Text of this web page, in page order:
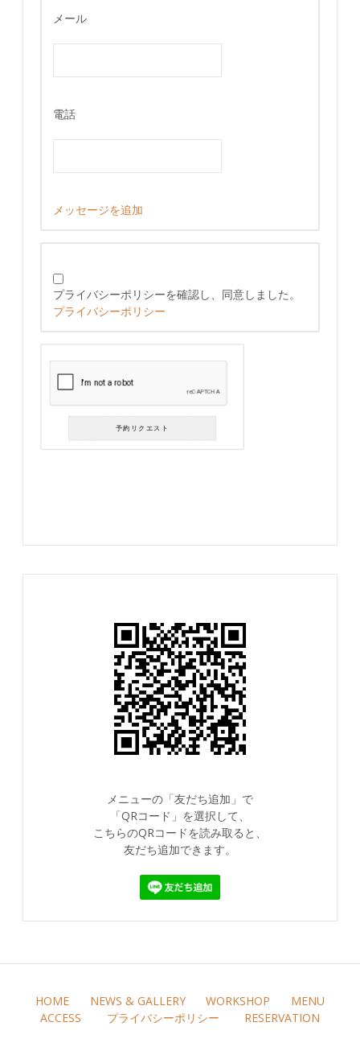
メール
電話
メッセージを追加
プライバシーポリシーを確認し、同意しました。
プライバシーポリシー
予約リクエスト
メニューの「友だち追加」で
「QRコード」を選択して、
こちらのQRコードを読み取ると、
友だち追加できます。
HOME NEWS & GALLERY WORKSHOP
MENU
ACCESS
プライバシーポリシー RESERVATION